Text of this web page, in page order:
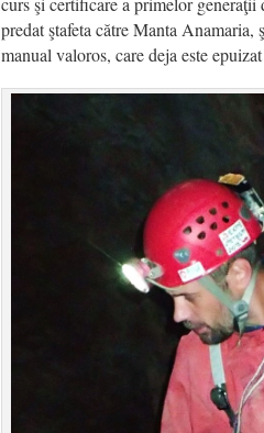
predat ştafeta către Manta
manual valoros, care deja este